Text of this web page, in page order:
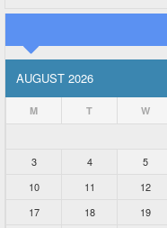
AUGUST 2026
M T W
3
4 5
10
11 12
17
18 19